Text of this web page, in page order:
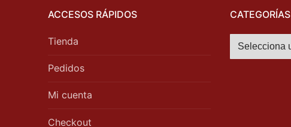
ACCESOS RÁPIDOS
Tienda
Pedidos
Mi cuenta
Checkout
CATEGORÍAS